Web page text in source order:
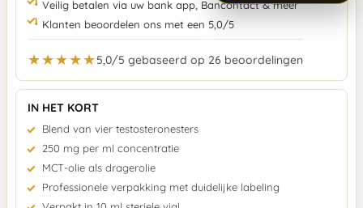
Veilig betalen via uw bank app, Bancontact & meer
Klanten beoordelen ons met een 5,0/5
★★★★★5,0/5 gebaseerd op 26 beoordelingen
IN HET KORT
Blend van vier testosteronesters
250 mg per ml concentratie
MCT-olie als dragerolie
Professionele verpakking met duidelijke labeling